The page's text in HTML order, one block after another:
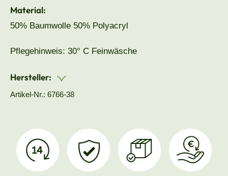
Material:
50% Baumwolle 50% Polyacryl
Pflegehinweis: 30° C Feinwäsche
Hersteller:
Artikel-Nr.: 6766-38